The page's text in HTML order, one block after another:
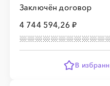
Заключён договор
4 744 594,26 ₽
В